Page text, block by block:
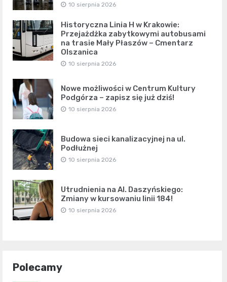
10 sierpnia 2026
Historyczna Linia H w Krakowie:
Przejażdżka zabytkowymi autobusami
na trasie Mały Płaszów – Cmentarz
Olszanica
10 sierpnia 2026
Nowe możliwości w Centrum Kultury
Podgórza – zapisz się już dziś!
10 sierpnia 2026
Budowa sieci kanalizacyjnej na ul.
Podłużnej
10 sierpnia 2026
Utrudnienia na Al. Daszyńskiego:
Zmiany w kursowaniu linii 184!
10 sierpnia 2026
Polecamy